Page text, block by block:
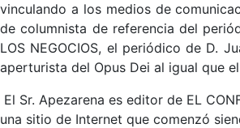
vinculando a los medios de
de columnista de referencia del
LOS NEGOCIOS, el periódico de D.
aperturista del Opus Dei al igual que
El Sr. Apezarena es editor de EL
una sitio de Internet que comenzó